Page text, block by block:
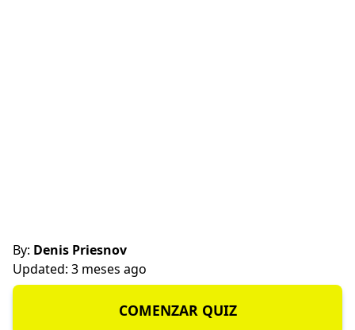
By: Denis Priesnov
Updated: 3 meses ago
COMENZAR QUIZ